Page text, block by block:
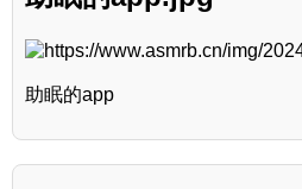
助眠的app